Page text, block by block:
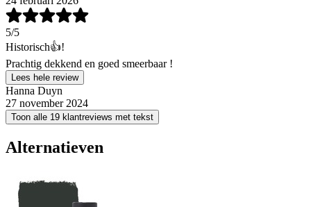
5/5
Historisch👍!
Prachtig dekkend en goed smeerbaar !
Lees hele review
Hanna Duyn
27 november 2024
Toon alle 19 klantreviews met tekst
Alternatieven